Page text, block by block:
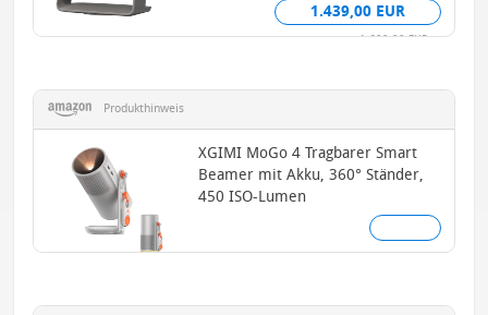
1.439,00 EUR
1.699,00 EUR
Produkthinweis
XGIMI MoGo 4 Tragbarer Smart
Beamer mit Akku, 360° Ständer,
450 ISO-Lumen